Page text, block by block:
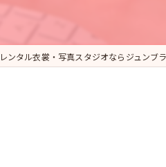
ンタル衣裳・写真スタジオならジュンブ